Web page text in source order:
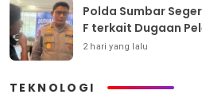
Polda Sumbar
F terkait Dugaan
2 hari yang lalu
TEKNOLOGI